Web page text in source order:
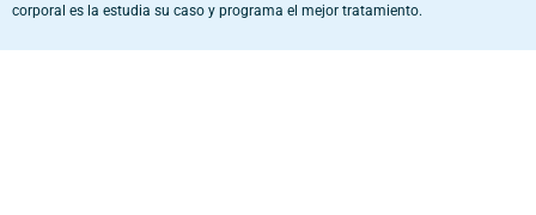
corporal es la estudia su caso y programa el mejor tratamiento.